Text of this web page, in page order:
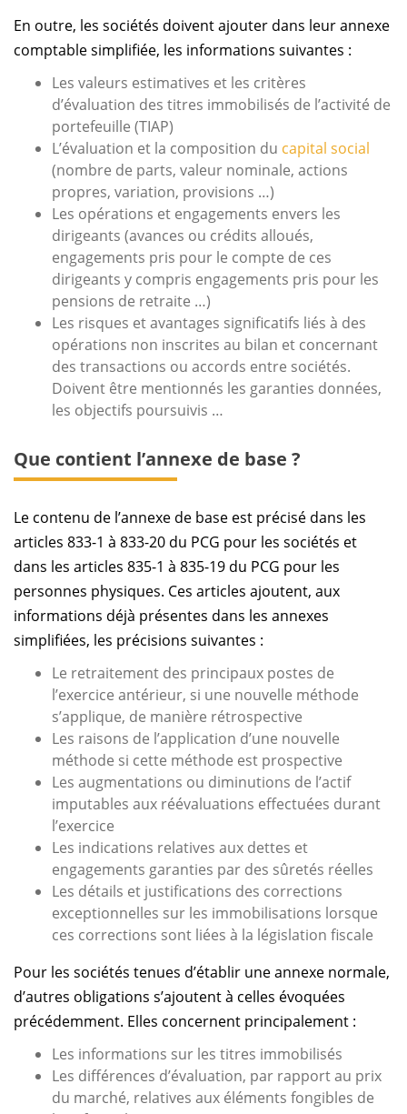
En outre, les sociétés doivent ajouter dans leur annexe
comptable simplifiée, les informations suivantes :
Les valeurs estimatives et les critères
d’évaluation des titres immobilisés de l’activité de
portefeuille (TIAP)
L’évaluation et la composition du capital social
(nombre de parts, valeur nominale, actions
propres, variation, provisions …)
Les opérations et engagements envers les
dirigeants (avances ou crédits alloués,
engagements pris pour le compte de ces
dirigeants y compris engagements pris pour les
pensions de retraite …)
Les risques et avantages significatifs liés à des
opérations non inscrites au bilan et concernant
des transactions ou accords entre sociétés.
Doivent être mentionnés les garanties données,
les objectifs poursuivis …
Que contient l’annexe de base ?
Le contenu de l’annexe de base est précisé dans les
articles 833-1 à 833-20 du PCG pour les sociétés et
dans les articles 835-1 à 835-19 du PCG pour les
personnes physiques. Ces articles ajoutent, aux
informations déjà présentes dans les annexes
simplifiées, les précisions suivantes :
Le retraitement des principaux postes de
l’exercice antérieur, si une nouvelle méthode
s’applique, de manière rétrospective
Les raisons de l’application d’une nouvelle
méthode si cette méthode est prospective
Les augmentations ou diminutions de l’actif
imputables aux réévaluations effectuées durant
l’exercice
Les indications relatives aux dettes et
engagements garanties par des sûretés réelles
Les détails et justifications des corrections
exceptionnelles sur les immobilisations lorsque
ces corrections sont liées à la législation fiscale
Pour les sociétés tenues d’établir une annexe normale,
d’autres obligations s’ajoutent à celles évoquées
précédemment. Elles concernent principalement :
Les informations sur les titres immobilisés
Les différences d’évaluation, par rapport au prix
du marché, relatives aux éléments fongibles de